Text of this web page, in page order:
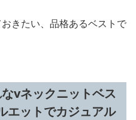
きたい、品格あるベストで
vネックニットベス
エットでカジュアル